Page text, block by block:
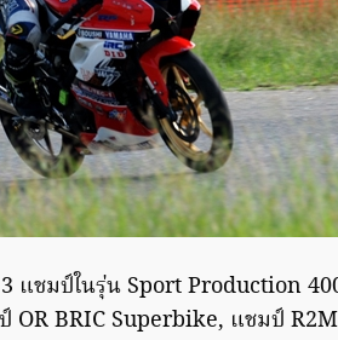
แชมป์ในรุ่น Sport Production
BRIC Superbike, แชมป์